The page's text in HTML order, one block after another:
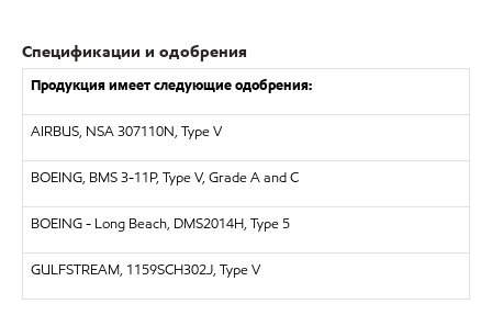
Спецификации и одобрения
Продукция имеет следующие одобрения:
AIRBUS, NSA 307110N, Type V
BOEING, BMS 3-11P, Type V, Grade A and C
BOEING - Long Beach, DMS2014H, Type 5
GULFSTREAM, 1159SCH302J, Type V